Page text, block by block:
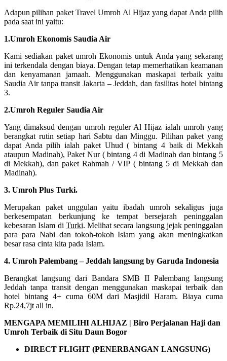
Adapun pilihan paket Travel Umroh Al Hijaz yang dapat Anda pilih
pada saat ini yaitu:
1.Umroh Ekonomis Saudia Air
Kami sediakan paket umroh Ekonomis untuk Anda yang sekarang
ini terkendala dengan biaya. Dengan tetap memerhatikan keamanan
dan kenyamanan jamaah. Menggunakan maskapai terbaik yaitu
Saudia Air tanpa transit Jakarta – Jeddah, dan fasilitas hotel bintang
3.
2.Umroh Reguler Saudia Air
Yang dimaksud dengan umroh reguler Al Hijaz ialah umroh yang
berangkat rutin setiap hari Sabtu dan Minggu. Pilihan paket yang
dapat Anda pilih ialah paket Uhud ( bintang 4 baik di Mekkah
ataupun Madinah), Paket Nur ( bintang 4 di Madinah dan bintang 5
di Mekkah), dan paket Rahmah / VIP ( bintang 5 di Mekkah dan
Madinah).
3. Umroh Plus Turki.
Merupakan paket unggulan yaitu ibadah umroh sekaligus juga
berkesempatan berkunjung ke tempat bersejarah peninggalan
kebesaran Islam di Turki. Melihat secara langsung jejak peninggalan
para para Nabi dan tokoh-tokoh Islam yang akan meningkatkan
besar rasa cinta kita pada Islam.
4. Umroh Palembang – Jeddah langsung by Garuda Indonesia
Berangkat langsung dari Bandara SMB II Palembang langsung
Jeddah tanpa transit dengan menggunakan maskapai terbaik dan
hotel bintang 4+ cuma 60M dari Masjidil Haram. Biaya cuma
Rp.24,7jt all in.
MENGAPA MEMILIHI ALHIJAZ | Biro Perjalanan Haji dan
Umroh Terbaik di Situ Daun Bogor
DIRECT FLIGHT (PENERBANGAN LANGSUNG)